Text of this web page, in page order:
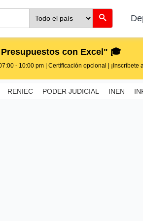
con Excel" 🎓
- 10:00 pm | Certificación opcional | ¡Inscríbete
RENIEC PODER JUDICIAL INEN